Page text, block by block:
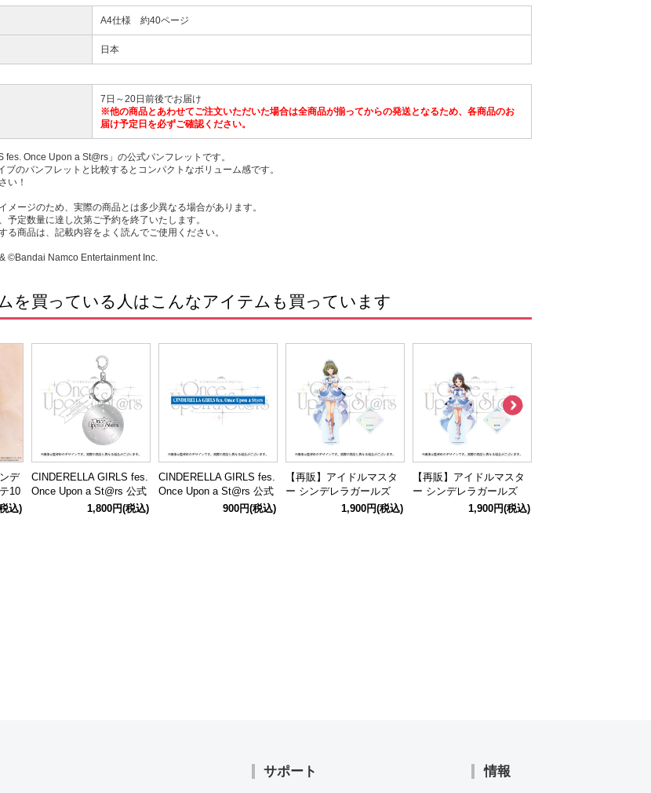
A4仕様 約40ページ
日本
7日～20日前後でお届け
※他の商品とあわせてご注文いただいた場合は全商品が揃ってからの発送となるため、各商品のお
届け予定日を必ずご確認ください。
fes. Once Upon a St@rs」の公式パンフレットです。
ブのパンフレットと比較するとコンパクトなボリューム感です。
い！
ージのため、実際の商品とは多少異なる場合があります。
定数量に達し次第ご予約を終了いたします。
商品は、記載内容をよく読んでご使用ください。
©Bandai Namco Entertainment Inc.
を買っている人はこんなアイテムも買っています
デ
10
モ
込)
CINDERELLA GIRLS fes.
Once Upon a St@rs 公式
キーホルダー1,800円(税込)
CINDERELLA GIRLS fes.
Once Upon a St@rs 公式
900円(税込)
【再販】アイドルマスタ
ー シンデレラガールズ
公式アクリルスタンド 高
1,900円(税込)
【再販】アイドルマスタ
ー シンデレラガールズ
公式アクリルスタンド 橘
1,900円(税込)
サポート 情報